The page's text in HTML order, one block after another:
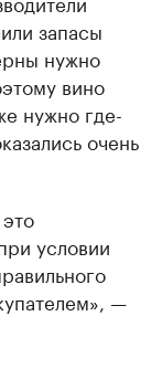
запасы
нужно
вино
нужно где-
очень
условии
—